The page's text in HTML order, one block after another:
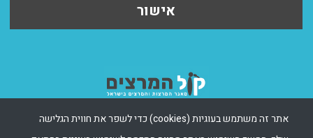
אישור
אתר זה משתמש בעוגיות (cookies) כדי לשפר את חווית הגלישה